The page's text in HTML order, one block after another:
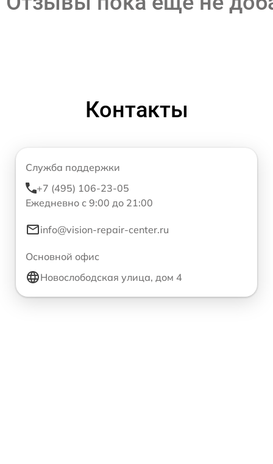
Контакты
Служба поддержки
+7 (495) 106-23-05
Ежедневно с 9:00 до 21:00
info@vision-repair-center.ru
Основной офис
Новослободская улица, дом 4